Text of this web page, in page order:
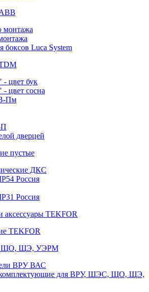
монтажа
боксов Luca System
бук
сосна
Пм
дверцей
пустые
ДКС
Россия
Россия
аксессуары TEKFOR
TEKFOR
ЩО, ЩЭ, УЭРМ
ВРУ ВАС
комплектующие для ВРУ, ШЭС, ЩО, ЩЭ,